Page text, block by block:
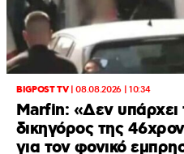
BIGPOST TV|08.08.2026 | 10:34
Marfin: «Δεν υπάρχει
δικηγόρος της
για τον φονικό